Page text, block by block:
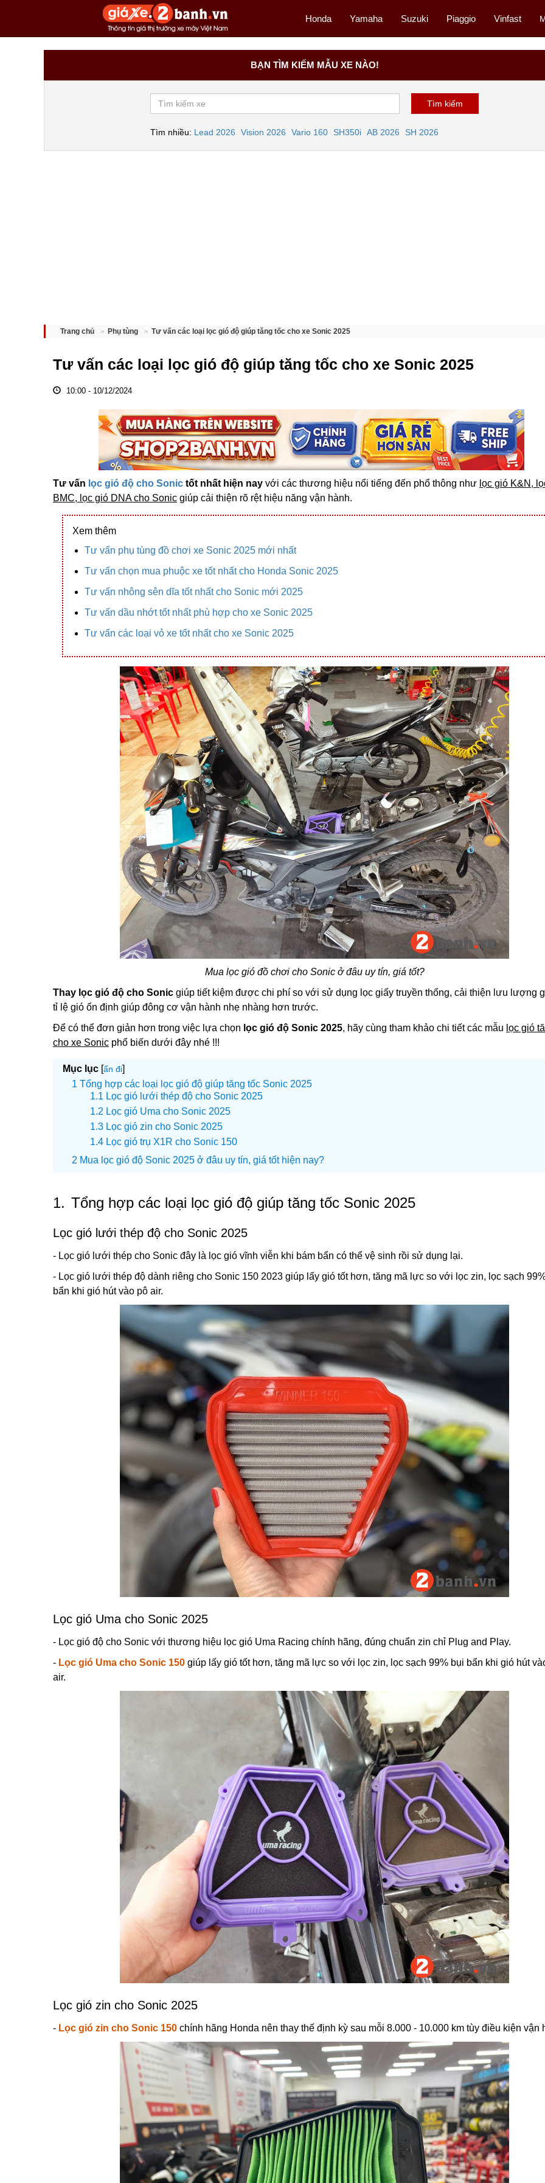
Honda Yamaha Suzuki Piaggio Vinfast
BẠN TÌM KIẾM MẪU XE NÀO!
Tìm nhiều: Lead 2026 Vision 2026 Vario 160 SH350i AB 2026 SH 2026
Trang chủ Phụ tùng Tư vấn các loại lọc gió độ giúp tăng tốc cho xe Sonic 2025
Tư vấn các loại lọc gió độ giúp tăng tốc cho xe Sonic 2025
10:00 - 10/12/2024
Tư vấn lọc gió độ cho Sonic tốt nhất hiện nay với các thương hiệu nổi tiếng đến phổ thông như lọc gió K&N,
BMC, lọc gió DNA cho Sonic giúp cải thiện rõ rệt hiệu năng vận hành.
Xem thêm
Tư vấn phụ tùng đồ chơi xe Sonic 2025 mới nhất
Tư vấn chọn mua phuộc xe tốt nhất cho Honda Sonic 2025
Tư vấn nhông sên dĩa tốt nhất cho Sonic mới 2025
Tư vấn dầu nhớt tốt nhất phù hợp cho xe Sonic 2025
Tư vấn các loại vỏ xe tốt nhất cho xe Sonic 2025
Mua lọc gió đồ chơi cho Sonic ở đâu uy tín, giá tốt?
Thay lọc gió độ cho Sonic giúp tiết kiệm được chi phí so với sử dụng lọc giấy truyền thống, cải thiện lưu lượng
tỉ lệ gió ổn định giúp đông cơ vận hành nhẹ nhàng hơn trước.
Để có thể đơn giản hơn trong việc lựa chọn lọc gió độ Sonic 2025, hãy cùng tham khảo chi tiết các mẫu lọc gió
cho xe Sonic phổ biến dưới đây nhé !!!
Mục lục [ẩn đi]
Tổng hợp các loại lọc gió độ giúp tăng tốc Sonic 2025
Lọc gió lưới thép độ cho Sonic 2025
Lọc gió Uma cho Sonic 2025
Lọc gió zin cho Sonic 2025
Lọc gió trụ X1R cho Sonic 150
Mua lọc gió độ Sonic 2025 ở đâu uy tín, giá tốt hiện nay?
1. Tổng hợp các loại lọc gió độ giúp tăng tốc Sonic 2025
Lọc gió lưới thép độ cho Sonic 2025
- Lọc gió lưới thép cho Sonic đây là lọc gió vĩnh viễn khi bám bẩn có thể vệ sinh rồi sử dụng lại.
- Lọc gió lưới thép độ dành riêng cho Sonic 150 2023 giúp lấy gió tốt hơn, tăng mã lực so với lọc zin, lọc sạch
bẩn khi gió hút vào pô air.
Lọc gió Uma cho Sonic 2025
- Lọc gió độ cho Sonic với thương hiệu lọc gió Uma Racing chính hãng, đúng chuẩn zin chỉ Plug and Play.
- Lọc gió Uma cho Sonic 150 giúp lấy gió tốt hơn, tăng mã lực so với lọc zin, lọc sạch 99% bụi bẩn khi gió hút
air.
Lọc gió zin cho Sonic 2025
- Lọc gió zin cho Sonic 150 chính hãng Honda nên thay thế định kỳ sau mỗi 8.000 - 10.000 km tùy điều kiện vận